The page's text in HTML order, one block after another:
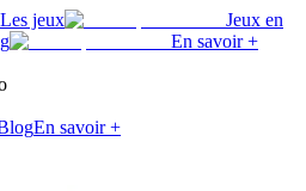
Les jeux
Jeux en
En savoir +
En savoir +